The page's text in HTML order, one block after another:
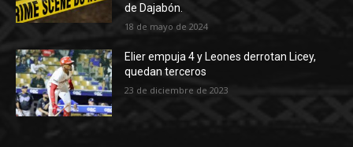
de Dajabón.
18 de mayo de 2024
Elier empuja 4 y Leones derrotan Licey,
quedan terceros
23 de diciembre de 2023